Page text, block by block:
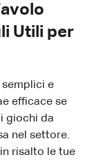
Utili per
e
efficace se
giochi da
nel settore.
risalto le tue